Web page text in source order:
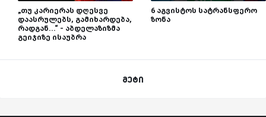
„თუ კარიერას დღესვე
დაასრულებს, გამიხარდება,
რადგან...“ - აბდელაზიზმა
გეიჯიზე ისაუბრა
6 აგვისტოს სატრანსფერო
ზონა
მეტი